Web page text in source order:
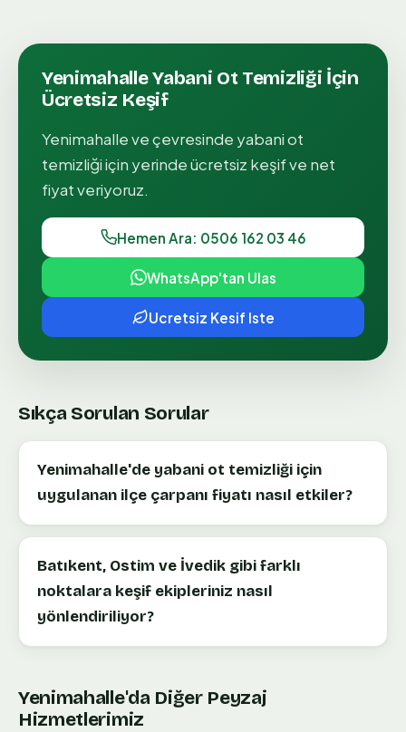
YenimahalleYabani Ot Temizliği İçin
Ücretsiz Keşif
Yenimahalleve çevresinde yabani ot
temizliğiiçin yerinde ücretsiz keşif ve net
fiyat veriyoruz.
Hemen Ara: 0506 162 03 46
WhatsApp'tan Ulas
Ucretsiz Kesif Iste
Sıkça Sorulan Sorular
Yenimahalle'de yabani ot temizliği için
uygulanan ilçe çarpanı fiyatı nasıl etkiler?
Batıkent, Ostim ve İvedik gibi farklı
noktalara keşif ekipleriniz nasıl
yönlendiriliyor?
Yenimahalle'da Diğer Peyzaj
Hizmetlerimiz